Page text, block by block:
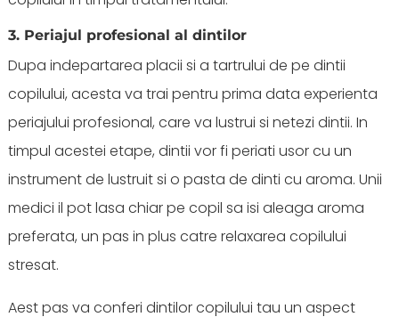
3. Periajul profesional al dintilor
Dupa indepartarea placii si a tartrului de pe dintii
copilului, acesta va trai pentru prima data experienta
periajului profesional, care va lustrui si netezi dintii. In
timpul acestei etape, dintii vor fi periati usor cu un
instrument de lustruit si o pasta de dinti cu aroma. Unii
medici il pot lasa chiar pe copil sa isi aleaga aroma
preferata, un pas in plus catre relaxarea copilului
stresat.
Aest pas va conferi dintilor copilului tau un aspect